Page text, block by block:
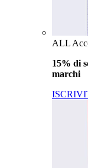
ALL
15% di
marchi